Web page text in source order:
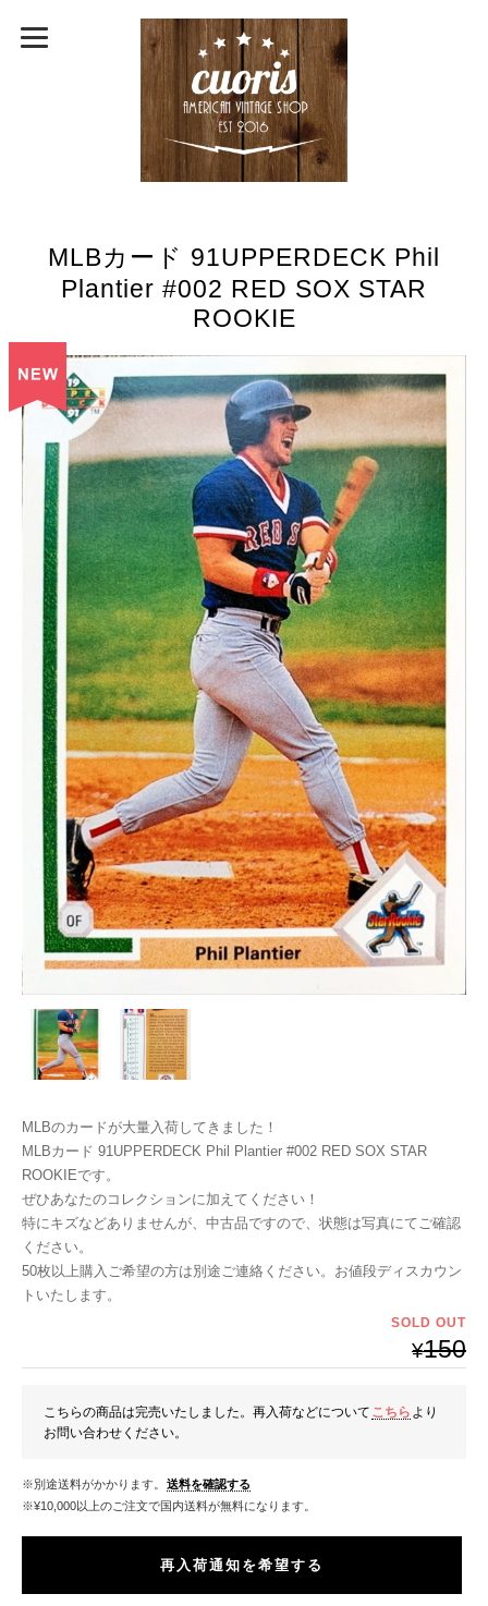
MLBカード 91UPPERDECK Phil
Plantier #002 RED SOX STAR
ROOKIE
MLBのカードが大量入荷してきました！
MLBカード 91UPPERDECK Phil Plantier #002 RED SOX STAR
ROOKIEです。
ぜひあなたのコレクションに加えてください！
特にキズなどありませんが、中古品ですので、状態は写真にてご確認
ください。
50枚以上購入ご希望の方は別途ご連絡ください。お値段ディスカウン
トいたします。
SOLD OUT
¥150
こちらの商品は完売いたしました。再入荷などについて こちら より
お問い合わせください。
※別途送料がかかります。 送料を確認する
※¥10,000以上のご注文で国内送料が無料になります。
再入荷通知を希望する